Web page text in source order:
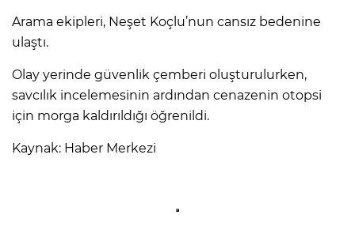
Arama ekipleri, Neşet Koçlu’nun cansız bedenine
ulaştı.
Olay yerinde güvenlik çemberi oluşturulurken,
savcılık incelemesinin ardından cenazenin otopsi
için morga kaldırıldığı öğrenildi.
Kaynak: Haber Merkezi